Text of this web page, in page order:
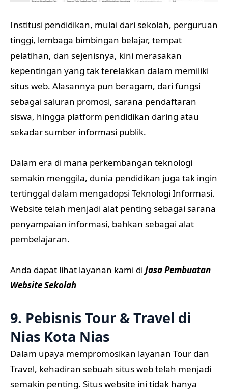
Institusi pendidikan, mulai dari sekolah, perguruan
tinggi, lembaga bimbingan belajar, tempat
pelatihan, dan sejenisnya, kini merasakan
kepentingan yang tak terelakkan dalam memiliki
situs web. Alasannya pun beragam, dari fungsi
sebagai saluran promosi, sarana pendaftaran
siswa, hingga platform pendidikan daring atau
sekadar sumber informasi publik.
Dalam era di mana perkembangan teknologi
semakin menggila, dunia pendidikan juga tak ingin
tertinggal dalam mengadopsi Teknologi Informasi.
Website telah menjadi alat penting sebagai sarana
penyampaian informasi, bahkan sebagai alat
pembelajaran.
Anda dapat lihat layanan kami di Jasa Pembuatan
Website Sekolah
9. Pebisnis Tour & Travel di
Nias Kota Nias
Dalam upaya mempromosikan layanan Tour dan
Travel, kehadiran sebuah situs web telah menjadi
semakin penting. Situs website ini tidak hanya